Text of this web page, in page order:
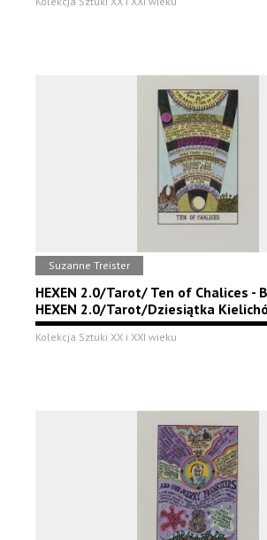
Suzanne Treister
HEXEN 2.0/Tarot/ Ten of Chalices -
HEXEN 2.0/Tarot/Dziesiątka
Kolekcja Sztuki XX i XXI wieku